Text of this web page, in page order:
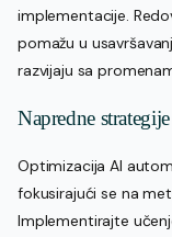
implementacije.
pomažu u
razvijaju sa
Napredne
Optimizacija AI
fokusirajući se na
Implementirajte